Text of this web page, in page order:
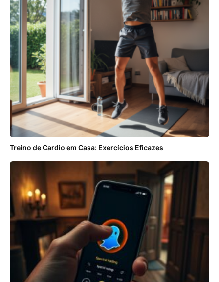
Treino de Cardio em Casa: Exercícios Eficazes